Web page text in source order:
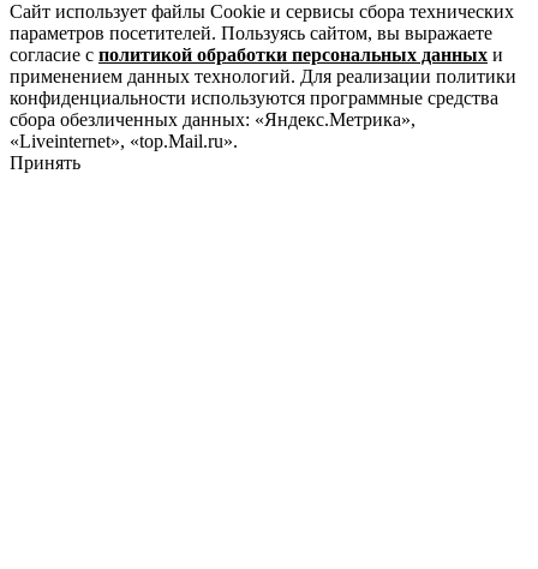
Сайт использует файлы Cookie и сервисы сбора технических
параметров посетителей. Пользуясь сайтом, вы выражаете
согласие с политикой обработки персональных данных и
применением данных технологий. Для реализации политики
конфиденциальности используются программные средства
сбора обезличенных данных: «Яндекс.Метрика»,
«Liveinternet», «top.Mail.ru».
Принять